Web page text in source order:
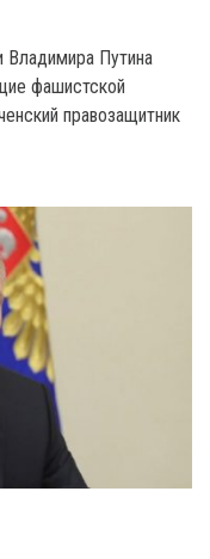
Владимира Путина
фашистской
правозащитник